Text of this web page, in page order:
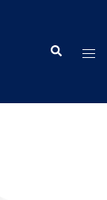
Search